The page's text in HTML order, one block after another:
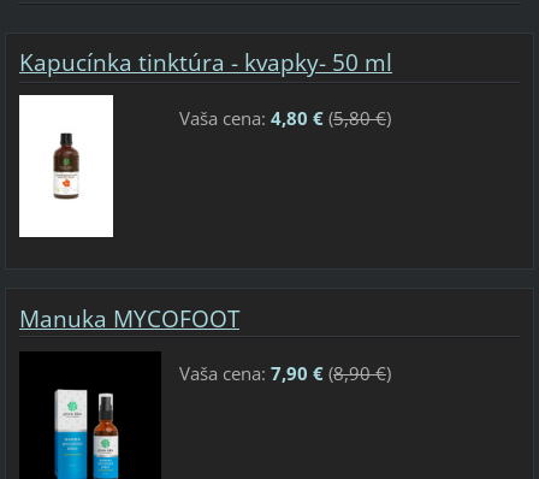
Kapucínka tinktúra - kvapky- 50 ml
Vaša cena: 4,80 €(5,80 €)
Manuka MYCOFOOT
Vaša cena: 7,90 €(8,90 €)